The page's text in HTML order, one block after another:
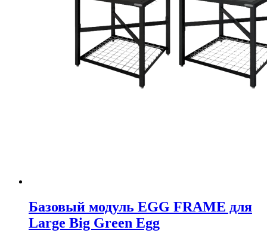
Базовый модуль EGG FRAME для
Large Big Green Egg